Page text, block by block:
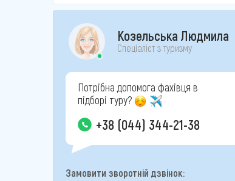
Козельська Людмила
Спеціаліст з туризму
Потрібна допомога фахівця в
підборі туру?
+38 (044) 344-21-38
Замовити зворотній дзвінок: